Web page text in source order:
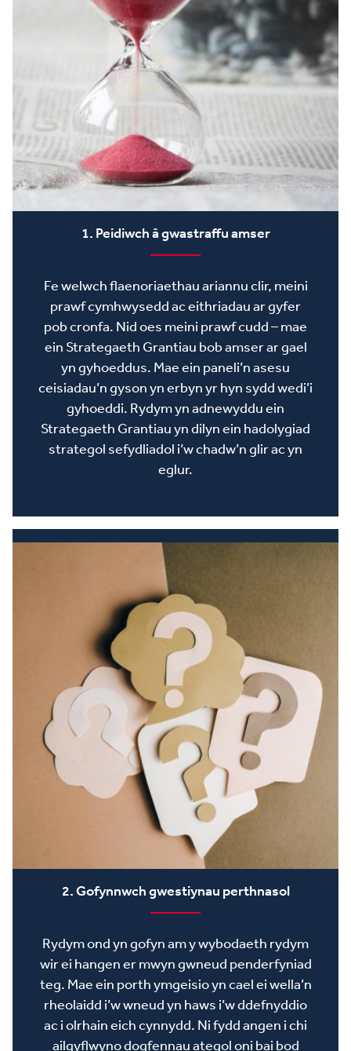
1. Peidiwch â gwastraffu amser
Fe welwch flaenoriaethau ariannu clir, meini
prawf cymhwysedd ac eithriadau ar gyfer
pob cronfa. Nid oes meini prawf cudd – mae
ein Strategaeth Grantiau bob amser ar gael
yn gyhoeddus. Mae ein paneli’n asesu
ceisiadau’n gyson yn erbyn yr hyn sydd wedi’i
gyhoeddi. Rydym yn adnewyddu ein
Strategaeth Grantiau yn dilyn ein hadolygiad
strategol sefydliadol i’w chadw’n glir ac yn
eglur.
2. Gofynnwch gwestiynau perthnasol
Rydym ond yn gofyn am y wybodaeth rydym
wir ei hangen er mwyn gwneud penderfyniad
teg. Mae ein porth ymgeisio yn cael ei wella’n
rheolaidd i’w wneud yn haws i’w ddefnyddio
ac i olrhain eich cynnydd. Ni fydd angen i chi
ailgyflwyno dogfennau ategol oni bai bod